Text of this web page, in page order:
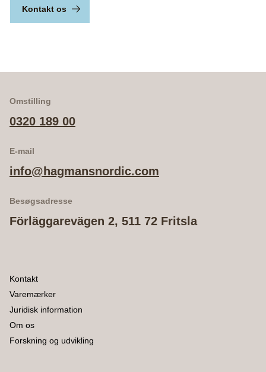
Kontakt os
Omstilling
0320 189 00
E-mail
info@hagmansnordic.com
Besøgsadresse
Förläggarevägen 2, 511 72 Fritsla
Kontakt
Varemærker
Juridisk information
Om os
Forskning og udvikling